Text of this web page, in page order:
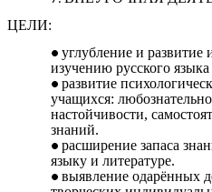
ЦЕЛИ:
углубление и развитие
изучению русского
развитие
учащихся:
настойчивости,
знаний.
расширение запаса
языку и литературе.
выявление одарённых